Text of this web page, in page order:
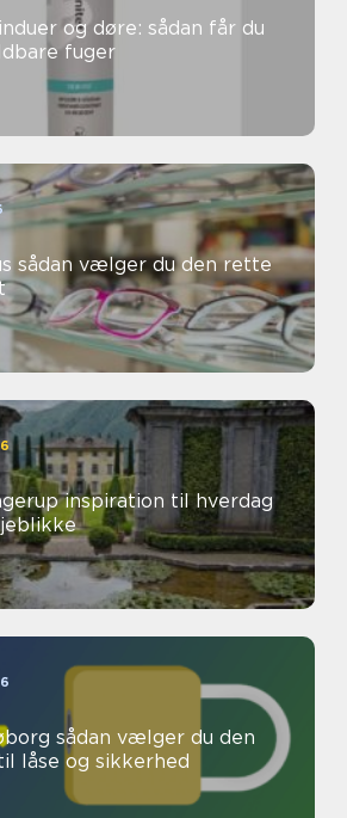
og døre: sådan får du
fuger
til hverdag
du den
låse og sikkerhed